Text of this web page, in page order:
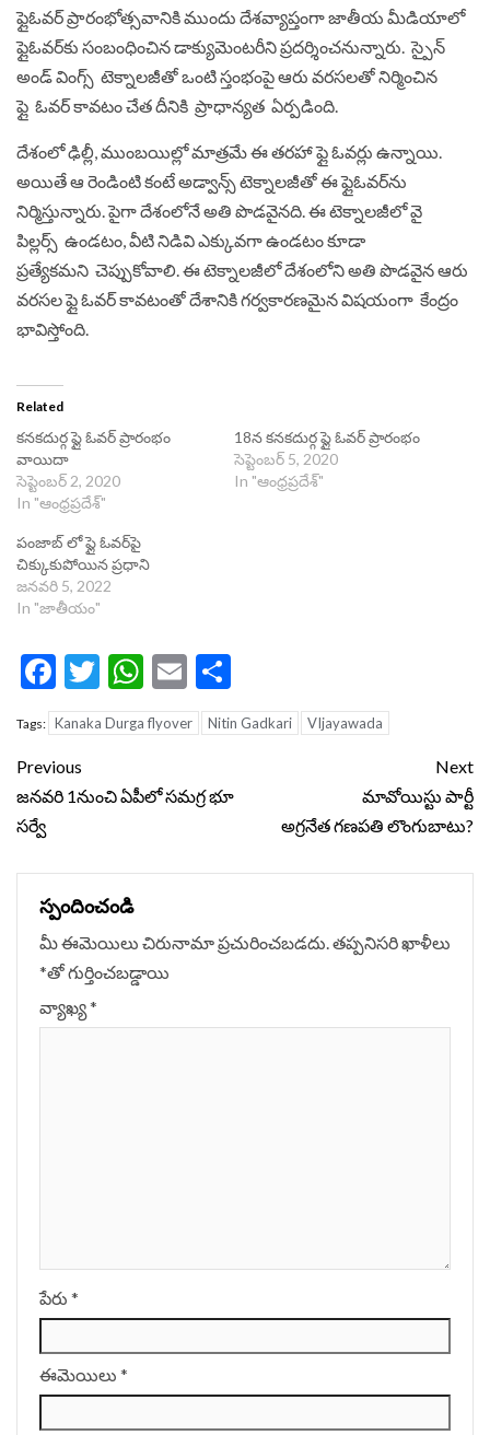
ఫ్లైఓవర్‌ ప్రారంభోత్సవానికి ముందు దేశవ్యాప్తంగా జాతీయ మీడియాలో
ఫ్లైఓవర్‌కు సంబంధించిన డాక్యుమెంటరీని ప్రదర్శించనున్నారు. స్పైన్‌
అండ్‌ వింగ్స్‌ టెక్నాలజీతో ఒంటి స్తంభంపై ఆరు వరసలతో నిర్మించిన
ఫ్లై ఓవర్‌ కావటం చేత దీనికి ప్రాధాన్యత ఏర్పడింది.
దేశంలో ఢిల్లీ, ముంబయిల్లో మాత్రమే ఈ తరహా ఫ్లై ఓవర్లు ఉన్నాయి.
అయితే ఆ రెండింటి కంటే అడ్వాన్స్‌ టెక్నాలజీతో ఈ ఫ్లైఓవర్‌ను
నిర్మిస్తున్నారు. పైగా దేశంలోనే అతి పొడవైనది. ఈ టెక్నాలజీలో వై
పిల్లర్స్‌ ఉండటం, వీటి నిడివి ఎక్కువగా ఉండటం కూడా
ప్రత్యేకమని చెప్పుకోవాలి. ఈ టెక్నాలజీలో దేశంలోని అతి పొడవైన ఆరు
వరసల ఫ్లై ఓవర్‌ కావటంతో దేశానికి గర్వకారణమైన విషయంగా కేంద్రం
భావిస్తోంది.
Related
కనకదుర్గ ఫ్లై ఓవర్‌ ప్రారంభం
వాయిదా
సెప్టెంబర్ 2, 2020
In "ఆంధ్రప్రదేశ్"
18న కనకదుర్గ ఫ్లై ఓవర్‌ ప్రారంభం
సెప్టెంబర్ 5, 2020
In "ఆంధ్రప్రదేశ్"
పంజాబ్ లో ఫ్లై ఓవర్⁬పై
చిక్కుకుపోయిన ప్రధాని
జనవరి 5, 2022
In "జాతీయం"
Facebook
Twitter
WhatsApp
Email
Tags: Kanaka Durga flyover Nitin Gadkari VIjayawada
Continue
Reading
Previous
జనవరి 1నుంచి ఏపీలో సమగ్ర భూ
సర్వే
Next
మావోయిస్టు పార్టీ
అగ్రనేత గణపతి లొంగుబాటు?
స్పందించండి
మీ ఈమెయిలు చిరునామా ప్రచురించబడదు.తప్పనిసరి ఖాళీలు
*‌తో గుర్తించబడ్డాయి
వ్యాఖ్య*
పేరు *
ఈమెయిలు *